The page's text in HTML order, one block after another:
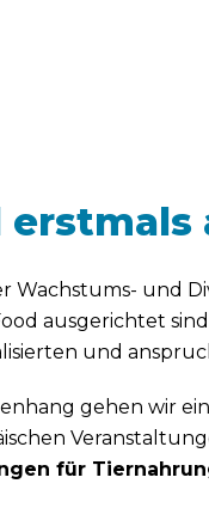
Wachstums- und
ausgerichtet
und
gehen wir
für